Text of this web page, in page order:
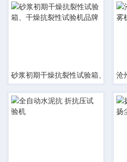
砂浆初期干燥抗裂性试验箱、干燥沧